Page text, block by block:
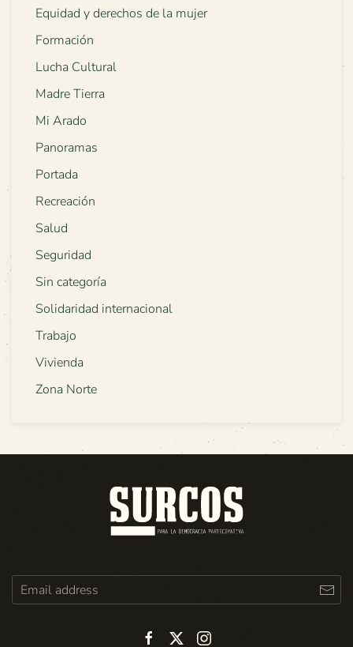
Equidad y derechos de la mujer
Formación
Lucha Cultural
Madre Tierra
Mi Arado
Panoramas
Portada
Recreación
Salud
Seguridad
Sin categoría
Solidaridad internacional
Trabajo
Vivienda
Zona Norte